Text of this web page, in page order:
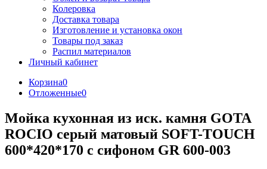
Колеровка
Доставка товара
Изготовление и установка окон
Товары под заказ
Распил материалов
Личный кабинет
Корзина0
Отложенные0
Мойка кухонная из иск. камня GOTA
ROCIO серый матовый SOFT-TOUCH
600*420*170 с сифоном GR 600-003